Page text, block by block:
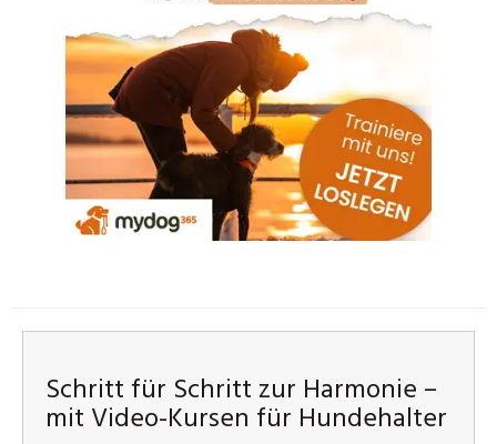
Schritt für Schritt zur Harmonie –
mit Video-Kursen für Hundehalter